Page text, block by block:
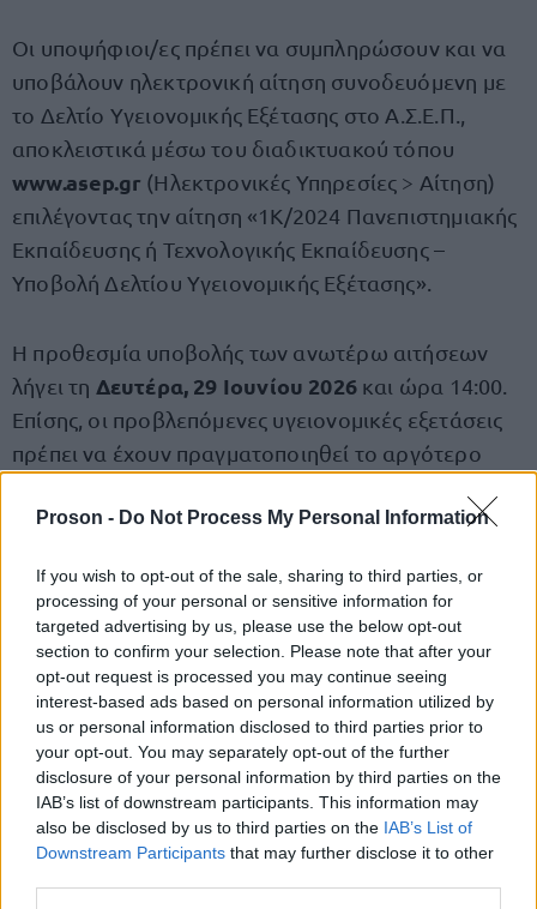
Proson - Do Not Process My Personal Information
If you wish to opt-out of the sale, sharing to third parties, or
processing of your personal or sensitive information for
targeted advertising by us, please use the below opt-out
section to confirm your selection. Please note that after your
opt-out request is processed you may continue seeing
interest-based ads based on personal information utilized by
us or personal information disclosed to third parties prior to
your opt-out. You may separately opt-out of the further
disclosure of your personal information by third parties on the
IAB’s list of downstream participants. This information may
also be disclosed by us to third parties on the IAB’s List of
Downstream Participants that may further disclose it to other
Οι υποψήφιοι/ες πρέπει να συμπληρώσουν και να
υποβάλουν ηλεκτρονική αίτηση συνοδευόμενη με
το Δελτίο Υγειονομικής Εξέτασης στο Α.Σ.Ε.Π.,
αποκλειστικά μέσω του διαδικτυακού τόπου
www.asep.gr (Ηλεκτρονικές Υπηρεσίες > Αίτηση)
επιλέγοντας την αίτηση «1Κ/2024 Πανεπιστημιακής
Εκπαίδευσης ή Τεχνολογικής Εκπαίδευσης –
Υποβολή Δελτίου Υγειονομικής Εξέτασης».
Η προθεσμία υποβολής των ανωτέρω αιτήσεων
λήγει τη Δευτέρα, 29 Ιουνίου 2026και ώρα 14:00.
Επίσης, οι προβλεπόμενες υγειονομικές εξετάσεις
πρέπει να έχουν πραγματοποιηθεί το αργότερο
Μαρτίου 2026.
Τι ισχύει σε περίπτωσηεγκυμοσύνης
λοχείας
Υποψήφιες οι οποίες τελούν σε κατάσταση
εγκυμοσύνηςή λοχείαςδεν συμπληρώνουνούτε
υποβάλλουν το ανωτέρω δελτίο υγειονομικής
εξέτασης. Αντ΄ αυτού επισυνάπτουν στην
ηλεκτρονική αίτηση εντός της ως άνω ορισθείσας
αποκλειστικής προθεσμίας γνωμάτευση
γυναικολόγου από την οποία να προκύπτει η